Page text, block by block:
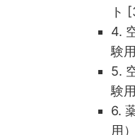
ト
4.
験
5.
験
6.
用